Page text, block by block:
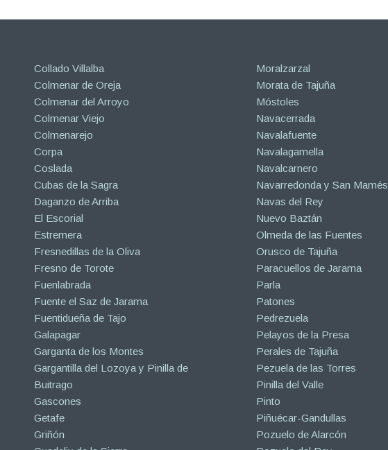
Collado Villalba
Colmenar de Oreja
Colmenar del Arroyo
Colmenar Viejo
Colmenarejo
Corpa
Coslada
Cubas de la Sagra
Daganzo de Arriba
El Escorial
Estremera
Fresnedillas de la Oliva
Fresno de Torote
Fuenlabrada
Fuente el Saz de Jarama
Fuentidueña de Tajo
Galapagar
Garganta de los Montes
Gargantilla del Lozoya y Pinilla de
Buitrago
Gascones
Getafe
Griñón
Moralzarzal
Morata de Tajuña
Móstoles
Navacerrada
Navalafuente
Navalagamella
Navalcarnero
Navarredonda y San Mamés
Navas del Rey
Nuevo Baztán
Olmeda de las Fuentes
Orusco de Tajuña
Paracuellos de Jarama
Parla
Patones
Pedrezuela
Pelayos de la Presa
Perales de Tajuña
Pezuela de las Torres
Pinilla del Valle
Pinto
Piñuécar-Gandullas
Pozuelo de Alarcón